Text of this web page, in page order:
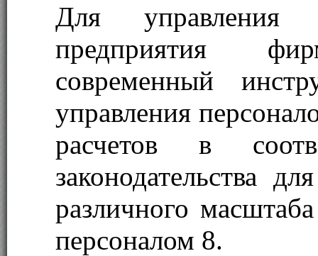
Для управления
предприятия
современный
управления
расчетов в
законодательства
различного
персоналом 8.